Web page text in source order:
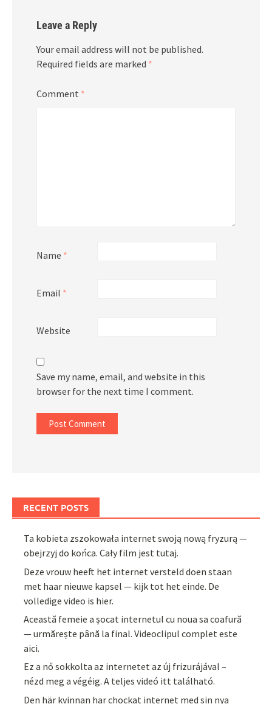
Leave a Reply
Your email address will not be published.
Required fields are marked *
Comment *
Name *
Email *
Website
Save my name, email, and website in this
browser for the next time I comment.
RECENT POSTS
Ta kobieta zszokowała internet swoją nową fryzurą —
obejrzyj do końca. Cały film jest tutaj.
Deze vrouw heeft het internet versteld doen staan
met haar nieuwe kapsel — kijk tot het einde. De
volledige video is hier.
Această femeie a șocat internetul cu noua sa coafură
— urmărește până la final. Videoclipul complet este
aici.
Ez a nő sokkolta az internetet az új frizurájával –
nézd meg a végéig. A teljes videó itt található.
Den här kvinnan har chockat internet med sin nya